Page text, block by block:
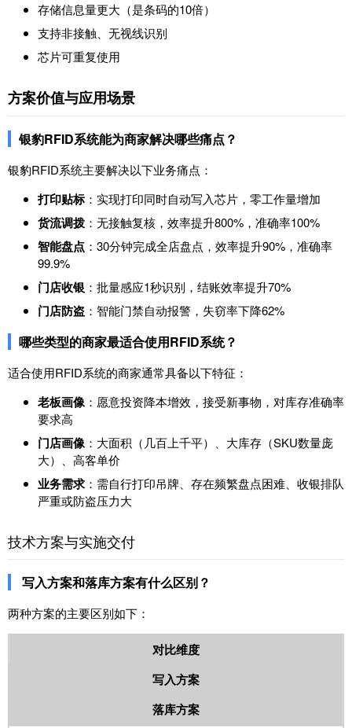
存储信息量更大（是条码的10倍）
支持非接触、无视线识别
芯片可重复使用
方案价值与应用场景
银豹RFID系统能为商家解决哪些痛点？
银豹RFID系统主要解决以下业务痛点：
打印贴标：实现打印同时自动写入芯片，零工作量增加
货流调拨 ：无接触复核，效率提升800%，准确率100%
智能盘点 ：30分钟完成全店盘点，效率提升90%，准确率
99.9%
门店收银 ：批量感应1秒识别，结账效率提升70%
门店防盗 ：智能门禁自动报警，失窃率下降62%
哪些类型的商家最适合使用RFID系统？
适合使用RFID系统的商家通常具备以下特征：
老板画像 ：愿意投资降本增效，接受新事物，对库存准确率
要求高
门店画像 ：大面积（几百上千平）、大库存（SKU数量庞
大）、高客单价
业务需求 ：需自行打印吊牌、存在频繁盘点困难、收银排队
严重或防盗压力大
技术方案与实施交付
写入方案和落库方案有什么区别？
两种方案的主要区别如下：
对比维度
写入方案
落库方案